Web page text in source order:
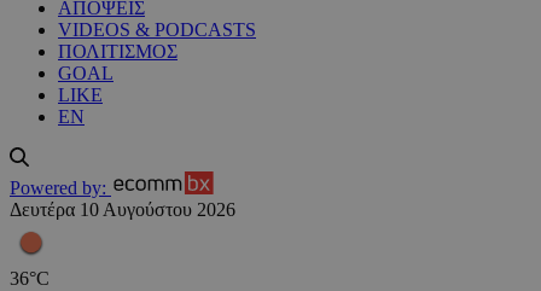
ΑΠΟΨΕΙΣ
VIDEOS & PODCASTS
ΠΟΛΙΤΙΣΜΟΣ
GOAL
LIKE
EN
Powered by:
Δευτέρα 10 Αυγούστου 2026
36°C